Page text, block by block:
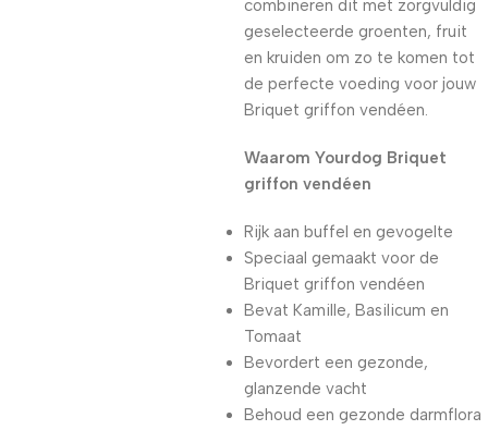
combineren dit met zorgvuldig
geselecteerde groenten, fruit
en kruiden om zo te komen tot
de perfecte voeding voor jouw
Briquet griffon vendéen.
Waarom Yourdog Briquet
griffon vendéen
Rijk aan buffel en gevogelte
Speciaal gemaakt voor de
Briquet griffon vendéen
Bevat Kamille, Basilicum en
Tomaat
Bevordert een gezonde,
glanzende vacht
Behoud een gezonde darmflora